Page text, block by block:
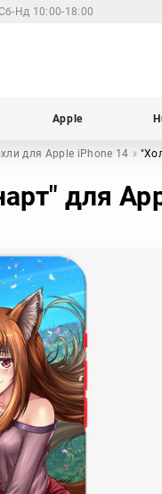
Нд 10:00-18:00
Apple
для Apple iPhone 14
для